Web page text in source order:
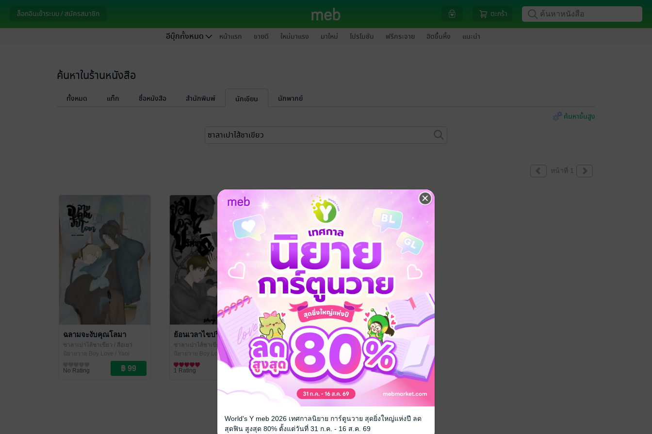
ล็อกอินเข้าระบบ / สมัครสมาชิก ตะกร้า
อีบุ๊กทั้งหมด หน้าแรก ขายดี ใหม่มาแรง มาใหม่ โปรโมชัน ฟรีกระจาย ฮิตขึ้นหิ้ง แนะนำ
ค้นหาในร้านหนังสือ
ทั้งหมด แท็ก ชื่อหนังสือ สำนักพิมพ์ นักเขียน
นักพากย์
ค้นหาขั้นสูง
หน้าที่ 1
ฉลามจะงับคุณโลมา
ซาลาเปาไส้ชาเขียว / สือเยว่
นิยายวาย Boy Love / Yaoi
No Rating
ย้อนเวลาไขปริศนารัก
ซาลาเปาไส้ชาเขียว/ สือเยว่
นิยายวาย Boy Love / Yaoi
1 Rating
MATH รักอาจารย์สุดฮอต
ซาลาเปาไส้ชาเขียว
/ สือเยว่
นิยายวาย Boy Love / Yaoi
2 Rating
หน้าที่ 1
World's Y meb 2026 เทศกาลนิยาย การ์ตูนวาย สุดยิ่งใหญ่แห่งปี ลด
สุดฟิน สูงสุด 80% ตั้งแต่วันที่ 31 ก.ค. - 16 ส.ค. 69